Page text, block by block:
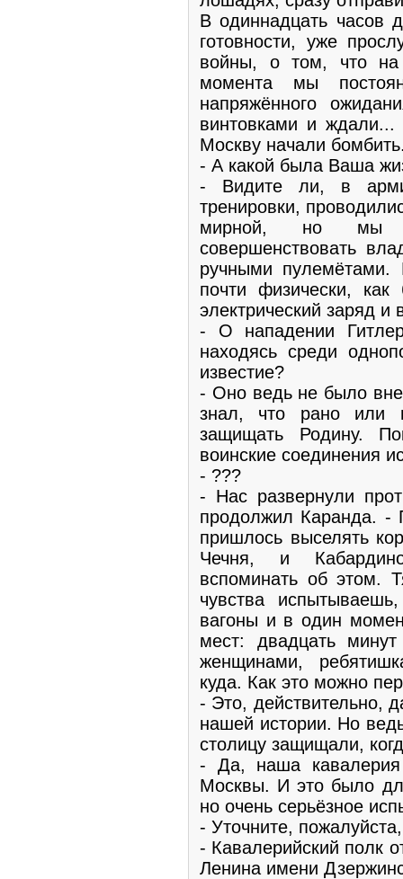
В одиннадцать часов
готовности, уже
войны, о том, что
момента мы
напряжённого
винтовками и
Москву начали
- А какой была Ваша
- Видите ли, в
тренировки,
мирной, но мы
совершенствовать
ручными
почти физически,
электрический заряд и
- О нападении
находясь среди
известие?
- Оно ведь не было
знал, что рано или
защищать Родину.
воинские соединения
- ???
- Нас развернули
продолжил Каранда. -
пришлось выселять
Чечня, и
вспоминать об этом.
чувства
вагоны и в один
мест: двадцать
женщинами,
куда. Как это можно
- Это, действительно,
нашей истории. Но
столицу защищали,
- Да, наша кавалерия
Москвы. И это было
но очень серьёзное
- Уточните,
- Кавалерийский полк
Ленина имени